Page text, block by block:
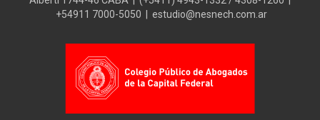
+54911 7000-5050 | estudio@nesnech.com.ar